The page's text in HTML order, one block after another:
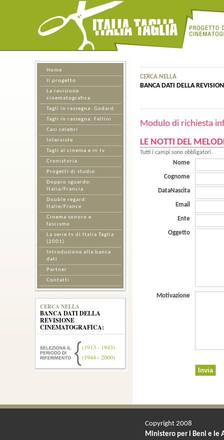
CERCA NELLA
BANCA DATI DELLA
Modulo di richiesta
LE NOTTI DEL
Tutti i campi sono obbligatori.
Nome
Cognome
DataNascita
Email
Ente
Oggetto
Motivazione
Home
Il progetto
La revisione
cinematografica
Tagli in rassegna: Godard
Tagli in rassegna: Fellini
Casi celebri
Interviste
Tagli al cinema e in tv
Cronistoria
Progetti di studio
Doppio sguardo:
Italia/Francia
Double regard:
Italie/France
Cinema sonoro e
fascismo
La serie tv di Italia Taglia
(2001)
Introduzione alla banca
dati
Partner
Contatti
CERCA NELLA
BANCA DATI DELLA
REVISIONE
CINEMATOGRAFICA:
(1913 - 1943)
(1944 - 2000)
Copyright 2008
Ministero per i Beni e le